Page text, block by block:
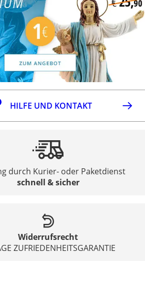
HILFE UND KONTAKT
durch Kurier- oder Paketdienst
schnell & sicher
Widerrufsrecht
ZUFRIEDENHEITSGARANTIE